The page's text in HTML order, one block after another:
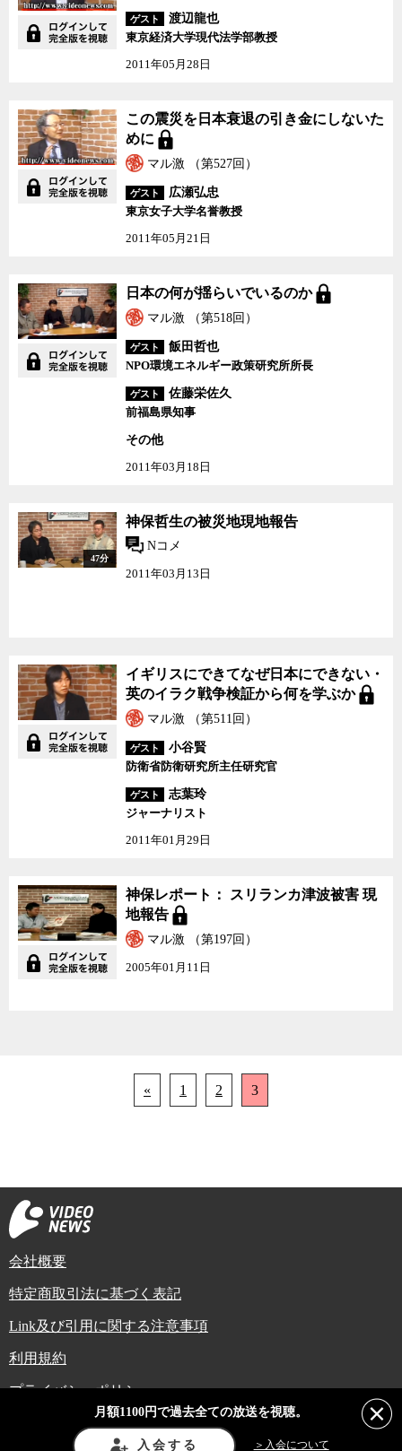
ゲスト
渡辺龍也
東京経済大学現代法学部教授
2011年05月28日
この震災を日本衰退の引
き金にしないために
この震災を日本衰退の引き金にしないた
めに
マル激 （第527回）
ゲスト
広瀬弘忠
東京女子大学名誉教授
2011年05月21日
日本の何が揺らいでいる
のか
日本の何が揺らいでいるのか
マル激 （第518回）
ゲスト
飯田哲也
NPO環境エネルギー政策研究所所長
ゲスト
佐藤栄佐久
前福島県知事
その他
2011年03月18日
47分
神保哲生の被災地現地報告
Nコメ
2011年03月13日
イギリスにできてなぜ日
本にできない・英のイラ
ク戦争検証から何を学ぶ
か
イギリスにできてなぜ日本にできない・
英のイラク戦争検証から何を学ぶか
マル激 （第511回）
ゲスト
小谷賢
防衛省防衛研究所主任研究官
ゲスト
志葉玲
ジャーナリスト
2011年01月29日
神保レポート： スリラ
ンカ津波被害 現地報告
神保レポート： スリランカ津波被害 現
地報告
マル激 （第197回）
2005年01月11日
« 1 2 3
会社概要
特定商取引法に基づく表記
Link及び引用に関する注意事項
利用規約
プライバシーポリシー
Copyright (C) Video News Network. All rights reserved.
ビデオニュースに記載している記事、写真及び動画などは日本の著作権法や国
月額1100円で過去全ての放送を視聴。
入会する ＞入会について